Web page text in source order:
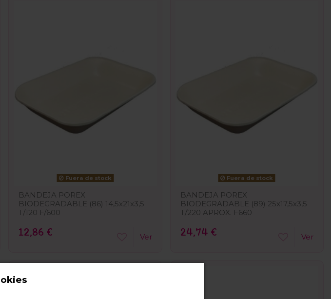
Fuera de stock
BANDEJA POREX
BIODEGRADABLE (86) 14,5x21x3,5
T/120 F/600
12,86 € Ver
Fuera de stock
BANDEJA POREX
BIODEGRADABLE (89) 25x17,5x3,5
T/220 APROX. F660
24,74 € Ver